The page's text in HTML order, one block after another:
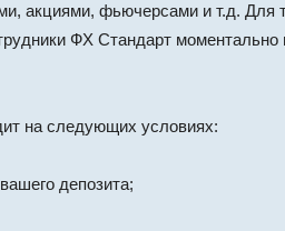
акциями, фьючерсами и т.д. Для
ФХ Стандарт
на следующих условиях:
депозита;